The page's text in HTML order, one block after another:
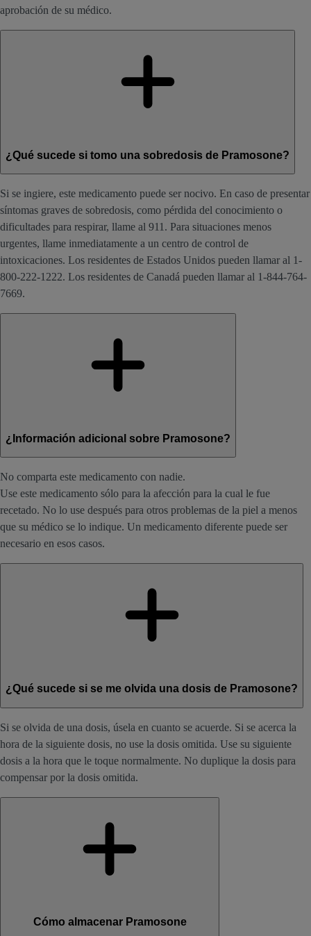
aprobación de su médico.
¿Qué sucede si tomo una sobredosis de Pramosone?
Si se ingiere, este medicamento puede ser nocivo. En caso de presentar
síntomas graves de sobredosis, como pérdida del conocimiento o
dificultades para respirar, llame al 911. Para situaciones menos
urgentes, llame inmediatamente a un centro de control de
intoxicaciones. Los residentes de Estados Unidos pueden llamar al 1-
800-222-1222. Los residentes de Canadá pueden llamar al 1-844-764-
7669.
¿Información adicional sobre Pramosone?
No comparta este medicamento con nadie.
Use este medicamento sólo para la afección para la cual le fue
recetado. No lo use después para otros problemas de la piel a menos
que su médico se lo indique. Un medicamento diferente puede ser
necesario en esos casos.
¿Qué sucede si se me olvida una dosis de Pramosone?
Si se olvida de una dosis, úsela en cuanto se acuerde. Si se acerca la
hora de la siguiente dosis, no use la dosis omitida. Use su siguiente
dosis a la hora que le toque normalmente. No duplique la dosis para
compensar por la dosis omitida.
Cómo almacenar Pramosone